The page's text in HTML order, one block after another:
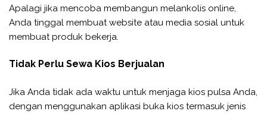
Apalagi jika mencoba membangun melankolis online,
Anda tinggal membuat website atau media sosial untuk
membuat produk bekerja.
Tidak Perlu Sewa Kios Berjualan
Jika Anda tidak ada waktu untuk menjaga kios pulsa Anda,
dengan menggunakan aplikasi buka kios termasuk jenis